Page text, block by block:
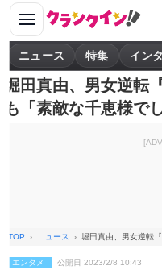
ニュース 特集 イン
堀田真由、男女逆
も「素敵な千恵様で
TOP ニュース 堀田真由、男女逆転
エンタメ 公開日 2023/2/8 10:43